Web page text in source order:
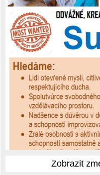
Zobrazit